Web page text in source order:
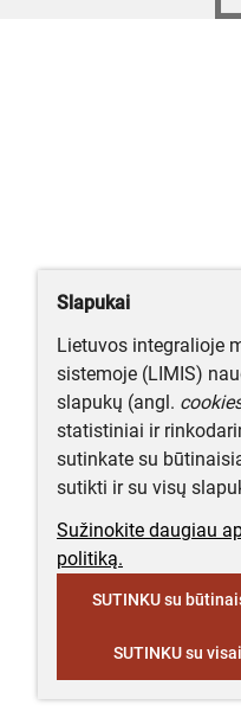
Slapukai
Lietuvos integralioje
sistemoje (LIMIS)
slapukų (angl.
statistiniai ir
sutinkate su
sutikti ir su visų
Sužinokite daugiau
politiką.
SUTINKU su
SUTINKU su